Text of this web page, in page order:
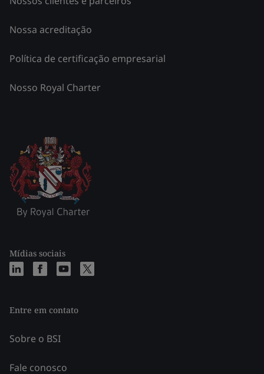
Nossa acreditação
Política de certificação empresarial
Nosso Royal Charter
Mídias sociais
Entre em contato
Sobre o BSI
Fale conosco